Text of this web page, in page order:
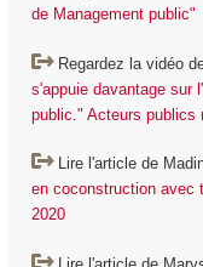
de Management public"
Regardez la vidéo
s'appuie davantage sur
public." Acteurs publics
Lire l'article de
en coconstruction avec
2020